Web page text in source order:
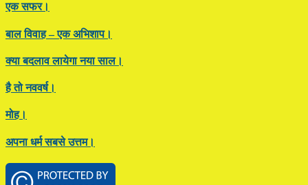
एक सफर।
बाल विवाह – एक अभिशाप।
क्या बदलाव लायेगा नया साल।
है तो नववर्ष।
मोह।
अपना धर्म सबसे उत्तम।
Footer